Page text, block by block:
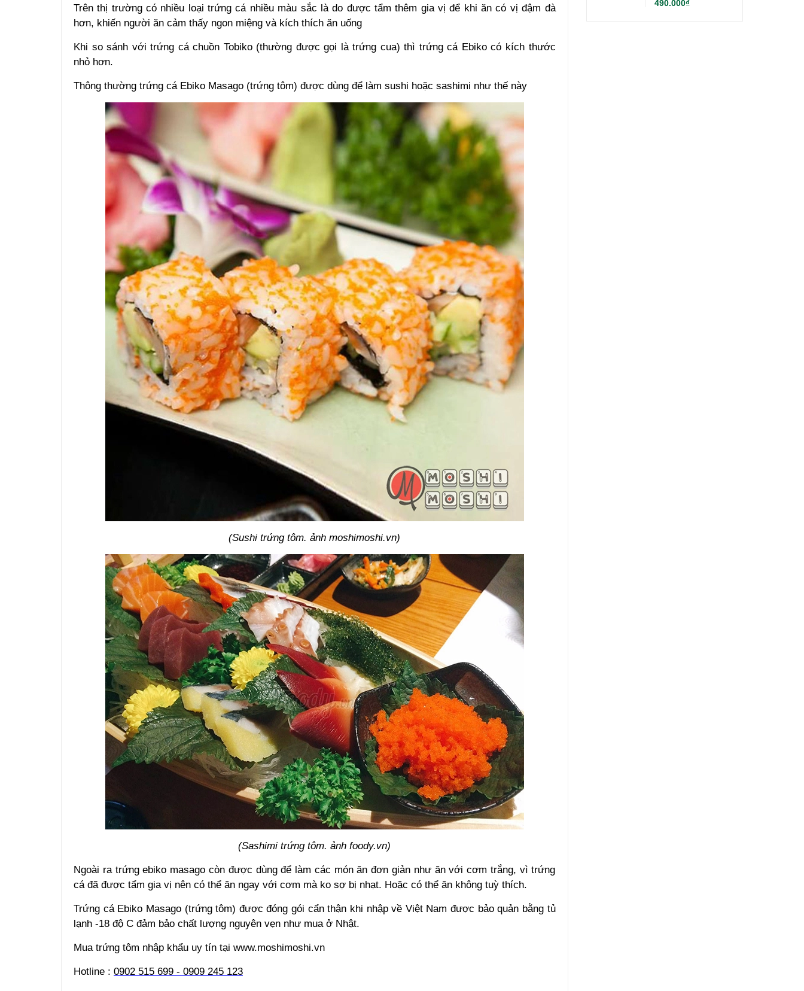
Trên thị trường có nhiều loại trứng cá nhiều màu sắc là do được tẩm thêm gia vị để khi ăn có vị đậm đà
hơn, khiến người ăn cảm thấy ngon miệng và kích thích ăn uống
Khi so sánh vớitrứng cá chuồn Tobiko(thường được gọi làtrứng cua) thì trứng cá Ebiko có kích thước
nhỏ hơn.
Thông thường trứng cá Ebiko Masago (trứng tôm) được dùng để làm sushi hoặc sashimi như thế này
(Sushi trứng tôm. ảnh moshimoshi.vn)
(Sashimi trứng tôm. ảnh foody.vn)
Ngoài ra trứng ebiko masago còn được dùng để làm các món ăn đơn giản như ăn với cơm trắng, vì trứng
cá đã được tẩm gia vị nên có thể ăn ngay với cơm mà ko sợ bị nhạt. Hoặc có thể ăn không tuỳ thích.
Trứng cá Ebiko Masago (trứng tôm) được đóng gói cẩn thận khi nhập về Việt Nam được bảo quản bằng tủ
lạnh -18 độ C đảm bảo chất lượng nguyên vẹn như mua ở Nhật.
Mua trứng tôm nhập khẩu uy tín tại www.moshimoshi.vn
Hotline : 0902 515 699 - 0909 245 123
490.000₫